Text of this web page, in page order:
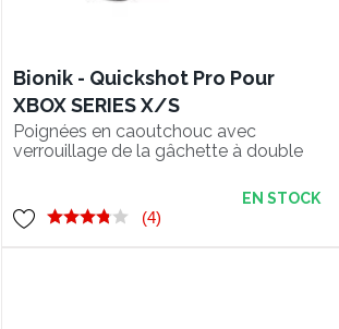
Bionik - Quickshot Pro Pour
XBOX SERIES X/S
Poignées en caoutchouc avec
verrouillage de la gâchette à double
(4)
EN STOCK